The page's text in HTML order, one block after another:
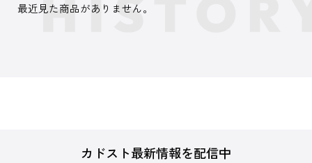
最近見た商品がありません。
カドスト最新情報を配信中